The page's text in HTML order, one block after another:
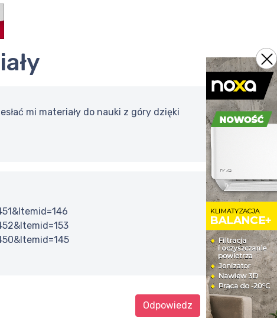
mi materiały do nauki z góry dzięki
Odpowiedz